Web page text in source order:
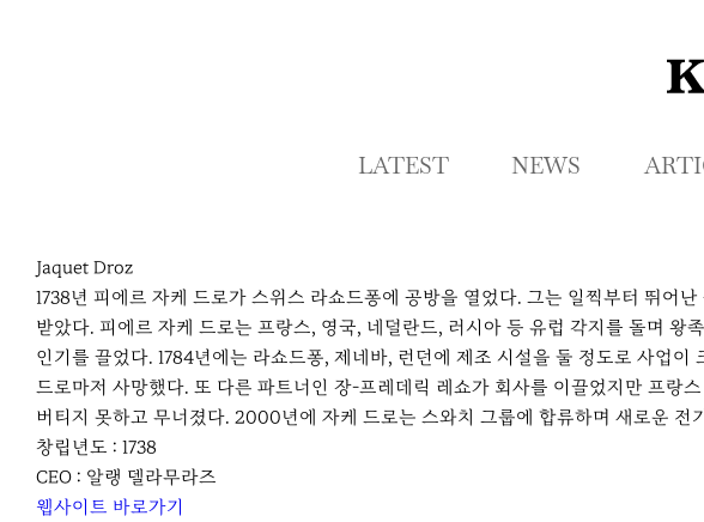
K
L
C
LATEST NEWS
Jaquet Droz
1738년 피에르 자케 드로가 스위스 라쇼드퐁에 공방을 열었다. 그는 일찍부터 뛰어
받았다. 피에르 자케 드로는 프랑스, 영국, 네덜란드, 러시아 등 유럽 각지를 돌며
인기를 끌었다. 1784년에는 라쇼드퐁, 제네바, 런던에 제조 시설을 둘 정도로 사업
드로마저 사망했다. 또 다른 파트너인 장-프레데릭 레쇼가 회사를 이끌었지만 프랑
버티지 못하고 무너졌다. 2000년에 자케 드로는 스와치 그룹에 합류하며 새로운 전
창립년도 : 1738
CEO : 알랭 델라무라즈
웹사이트 바로가기